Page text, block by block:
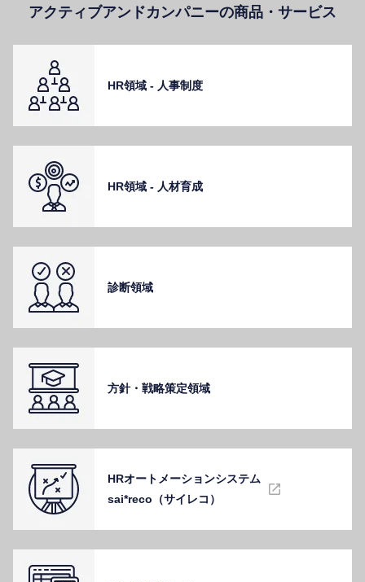
アクティブアンドカンパニーの商品・サービス
HR領域 - ⼈事制度
HR領域 - ⼈材育成
診断領域
⽅針・戦略策定領域
HRオートメーションシステム
sai*reco（サイレコ）